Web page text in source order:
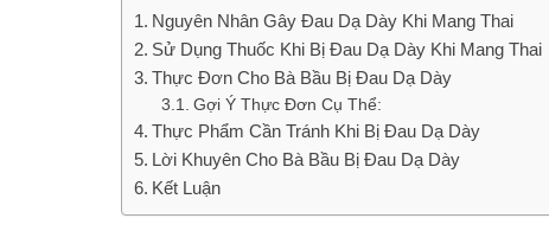
Nguyên Nhân Gây Đau Dạ Dày Khi Mang Thai
Sử Dụng Thuốc Khi Bị Đau Dạ Dày Khi Mang Thai
Thực Đơn Cho Bà Bầu Bị Đau Dạ Dày
Gợi Ý Thực Đơn Cụ Thể:
Thực Phẩm Cần Tránh Khi Bị Đau Dạ Dày
Lời Khuyên Cho Bà Bầu Bị Đau Dạ Dày
Kết Luận